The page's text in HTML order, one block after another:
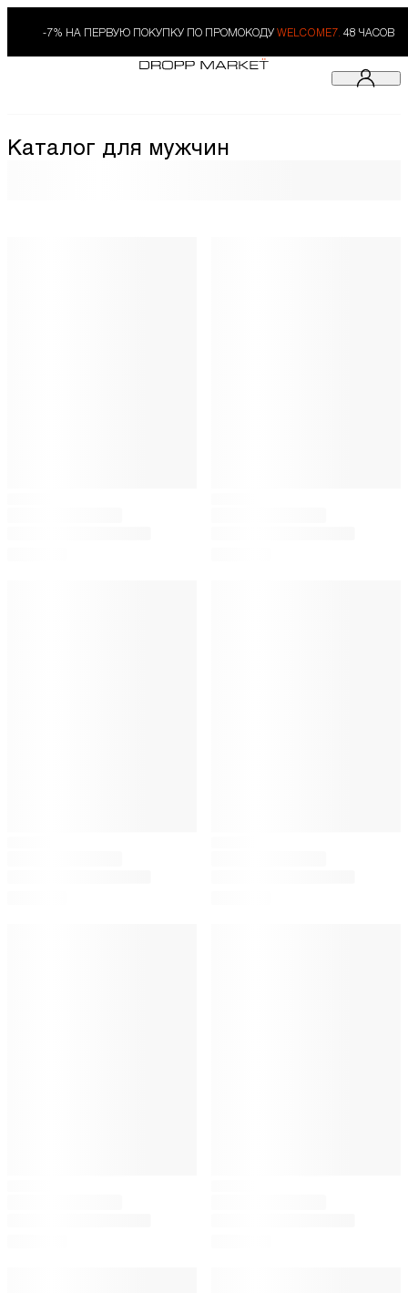
-7% НА ПЕРВУЮ ПОКУПКУ ПО ПРОМОКОДУ WELCOME7. 48 ЧАСОВ
Каталог для мужчин